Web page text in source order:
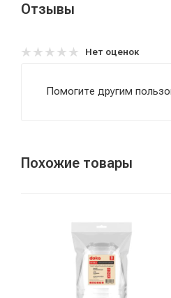
Отзывы
Нет оценок
Помогите другим
Похожие товары